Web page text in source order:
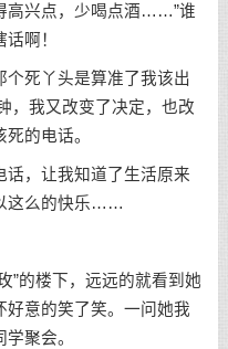
高兴点，少喝点酒……”谁
啊！
个死丫头是算准了我该出
，我又改变了决定，也改
的电话。
话，让我知道了生活原来
这么的快乐……
”的楼下，远远的就看到她
意的笑了笑。一问她我
聚会。